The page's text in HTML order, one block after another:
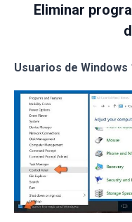
Eliminar
Usuarios de Windows